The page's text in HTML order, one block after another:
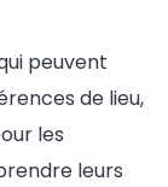
peuvent
de lieu,
les
leurs